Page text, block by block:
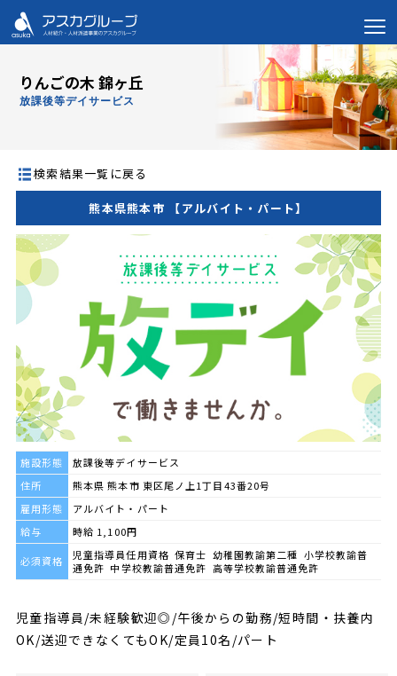
りんごの木 錦ヶ丘
放課後等デイサービス
検索結果一覧に戻る
熊本県熊本市 【アルバイト・パート】
施設形態
放課後等デイサービス
住所
熊本県 熊本市 東区尾ノ上1丁目43番20号
雇用形態
アルバイト・パート
給与
時給 1,100円
必須資格
児童指導員任用資格 保育士 幼稚園教諭第二種 小学校教諭普
通免許 中学校教諭普通免許 高等学校教諭普通免許
児童指導員/未経験歓迎◎/午後からの勤務/短時間・扶養内
OK/送迎できなくてもOK/定員10名/パート